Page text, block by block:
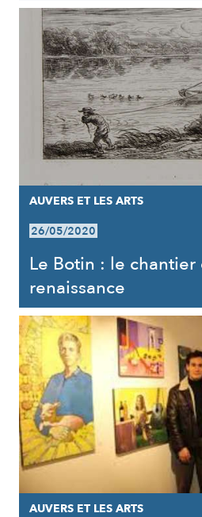
AUVERS ET LES ARTS
26/05/2020
Le Botin : le chantier
renaissance
AUVERS ET LES ARTS